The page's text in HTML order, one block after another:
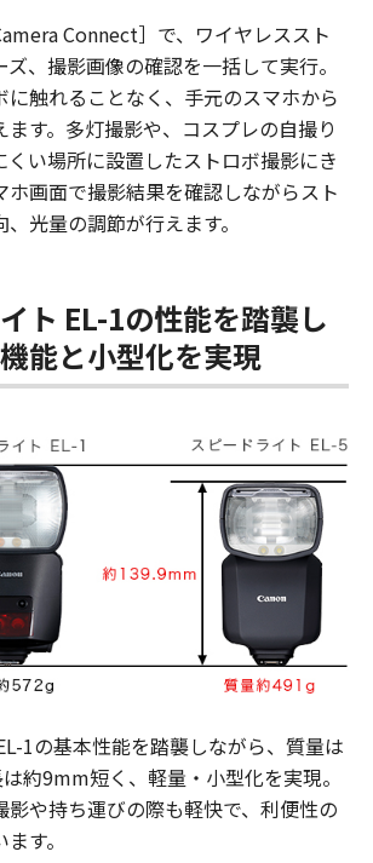
Connect］で、ワイヤレススト
、撮影画像の確認を一括して実行。
に触れることなく、手元のスマホから
ます。多灯撮影や、コスプレの自撮り
くい場所に設置したストロボ撮影にき
ホ画面で撮影結果を確認しながらスト
光量の調節が行えます。
ト EL-1の性能を踏襲し
能と小型化を実現
1の基本性能を踏襲しながら、質量は
約9mm短く、軽量・小型化を実現。
影や持ち運びの際も軽快で、利便性の
す。